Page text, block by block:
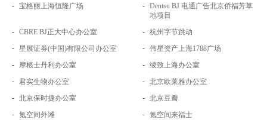
- 宝格丽上海恒隆广场 - Dentsu BJ 电通广告北京侨福芳草
地项目
- CBRE BJ正大中心办公室 - 杭州字节跳动
- 星展证券(中国)有限公司办公室 - 伟星资产上海1788广场
-
摩根士丹利办公室 - 绫致上海办公室
- 君实生物办公室 - 北京欧莱雅办公室
- 北京保时捷办公室 - 北京豆瓣
- 氪空间外滩 - 氪空间来福士